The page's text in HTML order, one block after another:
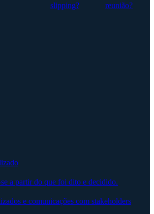
slipping?
reunião?
a partir do que foi dito e decidido.
e comunicações com stakeholders